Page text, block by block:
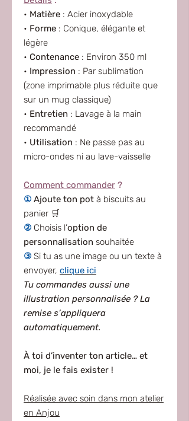
• Matière : Acier inoxydable
• Forme : Conique, élégante et
légère
• Contenance : Environ 350 ml
• Impression : Par sublimation
(zone imprimable plus réduite que
sur un mug classique)
• Entretien : Lavage à la main
recommandé
• Utilisation : Ne passe pas au
micro-ondes ni au lave-vaisselle
Comment commander ?
① Ajoute ton pot à biscuits au
panier 🛒
② Choisis l’option de
personnalisation souhaitée
③ Si tu as une image ou un texte à
envoyer, clique ici
Tu commandes aussi une
illustration personnalisée ? La
remise s’appliquera
automatiquement.
À toi d’inventer ton article… et
moi, je le fais exister !
Réalisée avec soin dans mon atelier
en Anjou